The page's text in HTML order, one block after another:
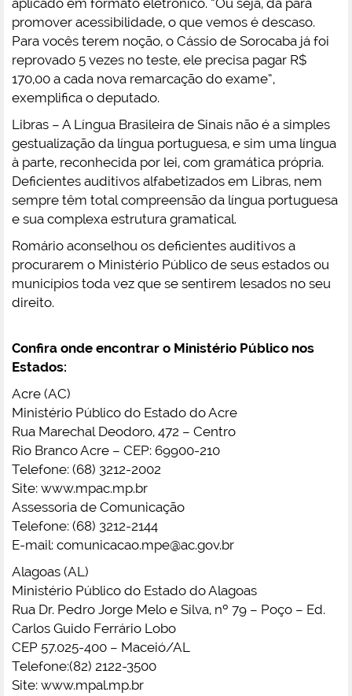
promover acessibilidade, o que vemos é descaso.
Para vocês terem noção, o Cássio de Sorocaba já foi
reprovado 5 vezes no teste, ele precisa pagar R$
170,00 a cada nova remarcação do exame”,
exemplifica o deputado.
Libras – A Língua Brasileira de Sinais não é a simples
gestualização da língua portuguesa, e sim uma língua
à parte, reconhecida por lei, com gramática própria.
Deficientes auditivos alfabetizados em Libras, nem
sempre têm total compreensão da língua portuguesa
e sua complexa estrutura gramatical.
Romário aconselhou os deficientes auditivos a
procurarem o Ministério Público de seus estados ou
municípios toda vez que se sentirem lesados no seu
direito.
Confira onde encontrar o Ministério Público nos
Estados:
Acre (AC)
Ministério Público do Estado do Acre
Rua Marechal Deodoro, 472 – Centro
Rio Branco Acre – CEP: 69900-210
Telefone: (68) 3212-2002
Site: www.mpac.mp.br
Assessoria de Comunicação
Telefone: (68) 3212-2144
E-mail: comunicacao.mpe@ac.gov.br
Alagoas (AL)
Ministério Público do Estado do Alagoas
Rua Dr. Pedro Jorge Melo e Silva, nº 79 – Poço – Ed.
Carlos Guido Ferrário Lobo
CEP 57.025-400 – Maceió/AL
Telefone:(82) 2122-3500
Site: www.mpal.mp.br